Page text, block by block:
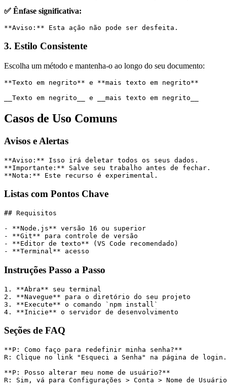
✅ Ênfase significativa:
**Aviso:** Esta ação não pode ser desfeita.
3. Estilo Consistente
Escolha um método e mantenha-o ao longo do seu documento:
**Texto em negrito** e **mais texto em negrito**
__Texto em negrito__ e __mais texto em negrito__
Casos de Uso Comuns
Avisos e Alertas
**Aviso:** Isso irá deletar todos os seus dados.
**Importante:** Salve seu trabalho antes de fechar.
**Nota:** Este recurso é experimental.
Listas com Pontos Chave
## Requisitos
- **Node.js** versão 16 ou superior
- **Git** para controle de versão
- **Editor de texto** (VS Code recomendado)
- **Terminal** acesso
Instruções Passo a Passo
1. **Abra** seu terminal
2. **Navegue** para o diretório do seu projeto
3. **Execute** o comando `npm install`
4. **Inicie** o servidor de desenvolvimento
Seções de FAQ
**P: Como faço para redefinir minha senha?**
R: Clique no link "Esqueci a Senha" na página de login.
**P: Posso alterar meu nome de usuário?**
R: Sim, vá para Configurações > Conta > Nome de